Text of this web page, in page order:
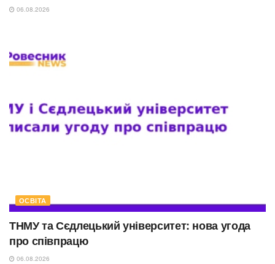
06.08.2026
ОСВІТА
ТНМУ та Сєдлецький університет: нова угода
про співпрацю
06.08.2026